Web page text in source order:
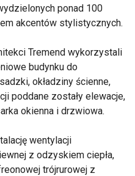
ponad 100
akcentów stylistycznych.
Tremend wykorzystali
budynku do
okładziny ścienne,
poddane zostały elewacje,
okienna i drzwiowa.
wentylacji
z odzyskiem ciepła,
trójrurowej z